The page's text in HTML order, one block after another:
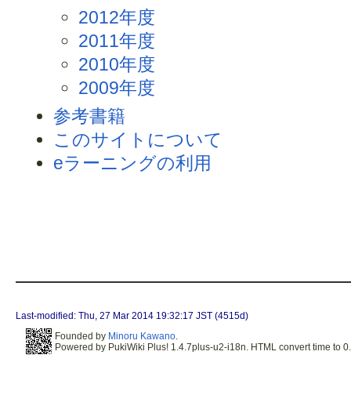
2012年度
2011年度
2010年度
2009年度
参考書籍
このサイトについて
eラーニングの利用
Last-modified: Thu, 27 Mar 2014 19:32:17 JST (4515d)
Founded by Minoru Kawano
Powered by PukiWiki Plus! 1.4.7plus-u2-i18n. HTML convert time to